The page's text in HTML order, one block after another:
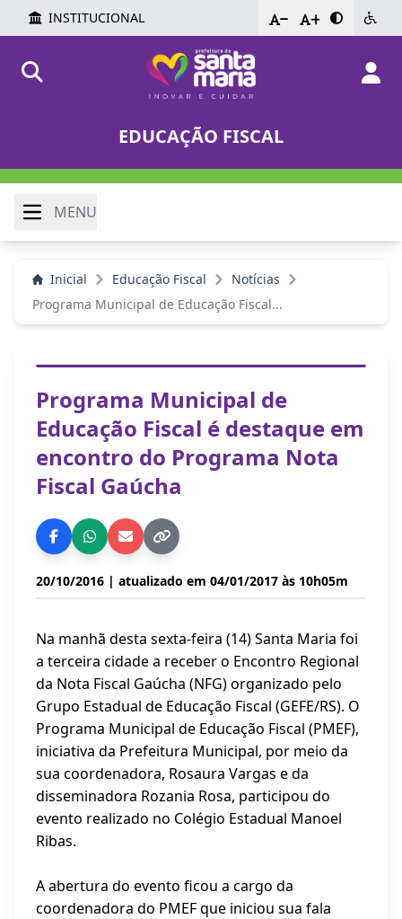
INSTITUCIONAL - +
EDUCAÇÃO FISCAL
MENU
Inicial Educação Fiscal
Notícias
Programa Municipal de Educação Fiscal...
Programa Municipal de
Educação Fiscal é destaque em
encontro do Programa Nota
Fiscal Gaúcha
20/10/2016 | atualizado em 04/01/2017 às 10h05m
Na manhã desta sexta-feira (14) Santa Maria foi
a terceira cidade a receber o Encontro Regional
da Nota Fiscal Gaúcha (NFG) organizado pelo
Grupo Estadual de Educação Fiscal (GEFE/RS). O
Programa Municipal de Educação Fiscal (PMEF),
iniciativa da Prefeitura Municipal, por meio da
sua coordenadora, Rosaura Vargas e da
disseminadora Rozania Rosa, participou do
evento realizado no Colégio Estadual Manoel
Ribas.
A abertura do evento ficou a cargo da
coordenadora do PMEF que iniciou sua fala